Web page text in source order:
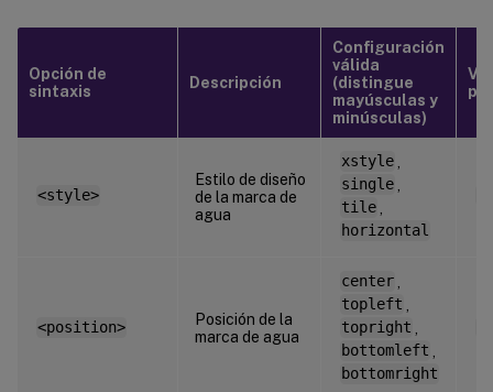
Opción de
sintaxis
Descripción
Configuración
válida
(distingue
mayúsculas y
minúsculas)
<style>
Estilo de diseño
de la marca de
agua
xstyle
single
tile
horizontal
<position>
Posición de la
marca de agua
center
topleft
topright
bottomleft
bottomright